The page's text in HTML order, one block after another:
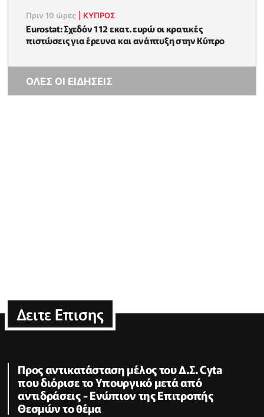
Πριν 10 ώρες ΚΥΠΡΟΣ
Eurostat: Σχεδόν 112 εκατ. ευρώ οι κρατικές
πιστώσεις για έρευνα και ανάπτυξη στην Κύπρο
ΟΛΕΣ ΟΙ ΕΙΔΗΣΕΙΣ
Δειτε Επισης
Προς αντικατάσταση μέλος του Δ.Σ. Cyta
που διόρισε το Υπουργικό μετά από
αντιδράσεις - Ενώπιον της Επιτροπής
Θεσμών το θέμα